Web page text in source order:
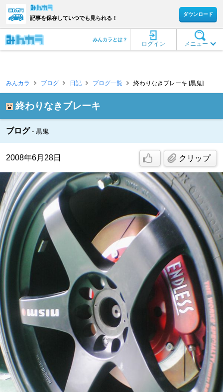
記事を保存していつでも見られる！
ダウンロード
メニュー
ログイン
みんカラとは？
みんカラ ブログ 日記 ブログ一覧 終わりなきブレーキ [黒鬼]
終わりなきブレーキ
ブログ 黒鬼
2008年6月28日 クリップ